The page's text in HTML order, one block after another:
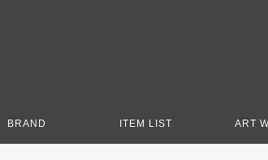
BRAND ITEM LIST ART